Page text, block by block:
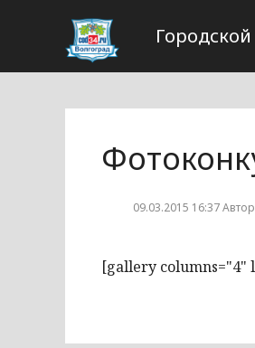
09.03.2015 16:37
[gallery columns="4"